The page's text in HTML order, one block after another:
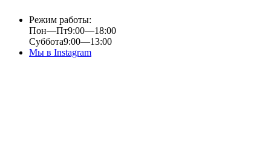
Режим работы:
Пон—Пт9:00—18:00
Суббота9:00—13:00
Мы в Instagram